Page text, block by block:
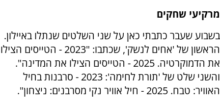
מרקיעי שחקים
בשבוע שעבר כתבתי כאן על שני השלטים שנתלו באיילון.
הראשון של 'אחים לנשק', שכתבו: "2023 - הטייסים הצילו
את הדמוקרטיה. 2025 - הטייסים הצילו את המדינה".
והשני שלט של 'תורת לחימה': 2023 - סרבנות בחיל
האוויר: טבח. 2025 - חיל אוויר נקי מסרבנים: ניצחון".